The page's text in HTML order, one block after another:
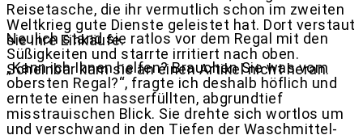
Reisetasche, die ihr vermutlich schon im zweiten
Weltkrieg gute Dienste geleistet hat. Dort verstaut
sie ihre Einkäufe.
Neulich stand sie ratlos vor dem Regal mit den
Süßigkeiten und starrte irritiert nach oben.
Scheinbar kam sie an einen Artikel nicht heran.
„Kann ich Ihnen helfen? Brauchen Sie was vom
obersten Regal?“, fragte ich deshalb höflich und
erntete einen hasserfüllten, abgrundtief
misstrauischen Blick. Sie drehte sich wortlos um
und verschwand in den Tiefen der Waschmittel-